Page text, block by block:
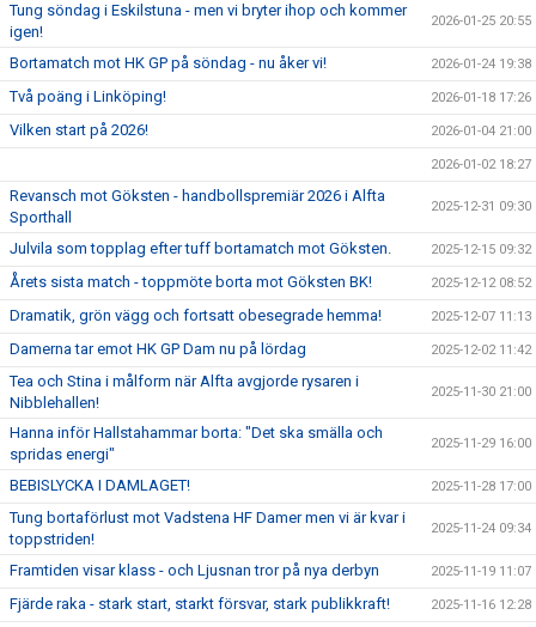
Tung söndag i Eskilstuna - men vi bryter ihop och kommer
igen!
2026-01-25 20:55
Bortamatch mot HK GP på söndag - nu åker vi! 2026-01-24 19:38
Två poäng i Linköping! 2026-01-18 17:26
Vilken start på 2026! 2026-01-04 21:00
2026-01-02 18:27
Revansch mot Göksten - handbollspremiär 2026 i Alfta
Sporthall
2025-12-31 09:30
Julvila som topplag efter tuff bortamatch mot Göksten. 2025-12-15 09:32
Årets sista match - toppmöte borta mot Göksten BK! 2025-12-12 08:52
Dramatik, grön vägg och fortsatt obesegrade hemma! 2025-12-07 11:13
Damerna tar emot HK GP Dam nu på lördag 2025-12-02 11:42
Tea och Stina i målform när Alfta avgjorde rysaren i
Nibblehallen!
2025-11-30 21:00
Hanna inför Hallstahammar borta: "Det ska smälla och
spridas energi"
2025-11-29 16:00
BEBISLYCKA I DAMLAGET! 2025-11-28 17:00
Tung bortaförlust mot Vadstena HF Damer men vi är kvar i
toppstriden!
2025-11-24 09:34
Framtiden visar klass - och Ljusnan tror på nya derbyn 2025-11-19 11:07
Fjärde raka - stark start, starkt försvar, stark publikkraft! 2025-11-16 12:28